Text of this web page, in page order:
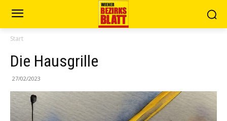
Start
Die Hausgrille
27/02/2023